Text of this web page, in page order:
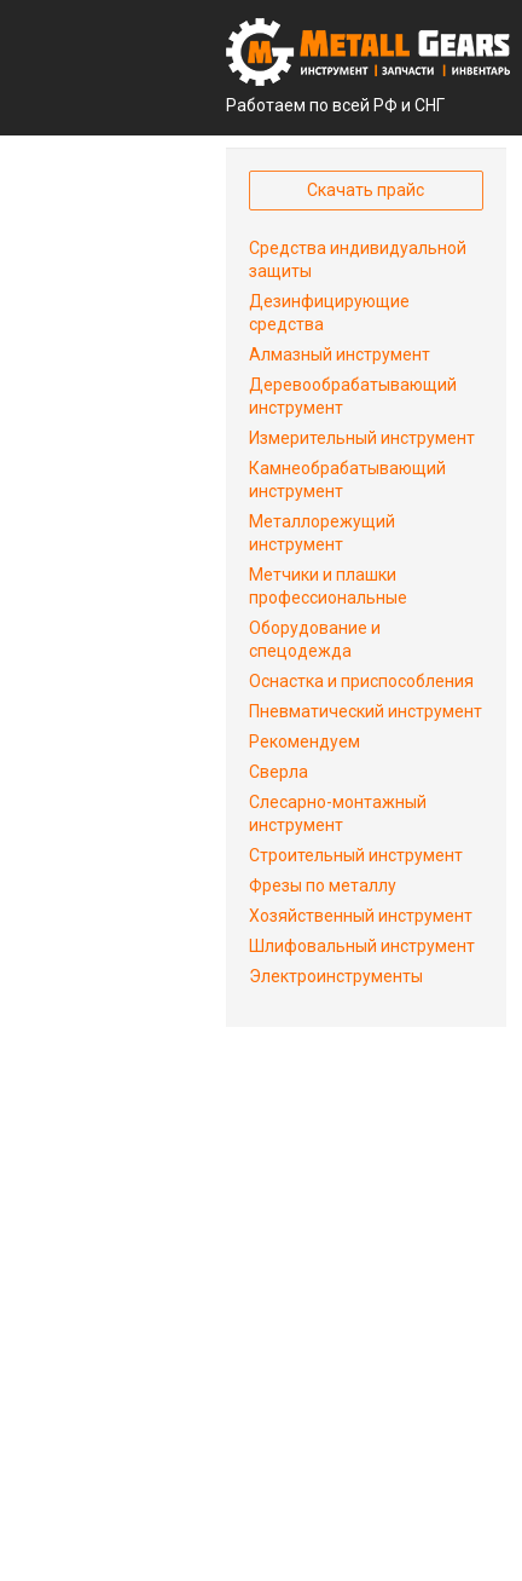
Работаем по всей РФ и СНГ
Скачать прайс
Средства индивидуальной
защиты
Дезинфицирующие
средства
Алмазный инструмент
Деревообрабатывающий
инструмент
Измерительный инструмент
Камнеобрабатывающий
инструмент
Металлорежущий
инструмент
Метчики и плашки
профессиональные
Оборудование и
спецодежда
Оснастка и приспособления
Пневматический инструмент
Рекомендуем
Сверла
Слесарно-монтажный
инструмент
Строительный инструмент
Фрезы по металлу
Хозяйственный инструмент
Шлифовальный инструмент
Электроинструменты